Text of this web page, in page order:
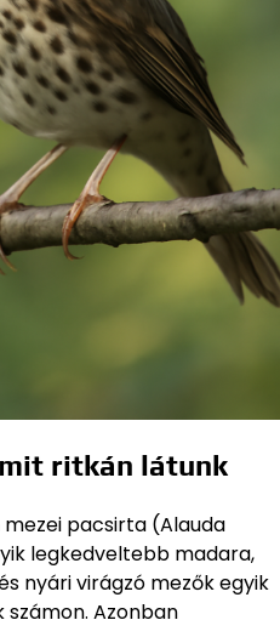
ritkán látunk
pacsirta (Alauda
legkedveltebb madara,
nyári virágzó mezők egyik
Azonban